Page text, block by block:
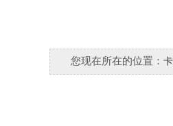
您现在所在的位置：